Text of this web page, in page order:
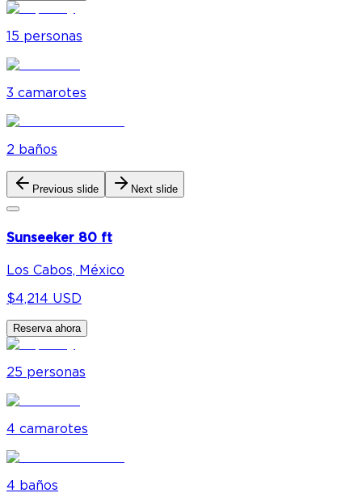
15 personas
3 camarotes
2 baños
Previous slide Next slide
Sunseeker 80 ft
Los Cabos, México
$4,214 USD
Reserva ahora
25 personas
4 camarotes
4 baños